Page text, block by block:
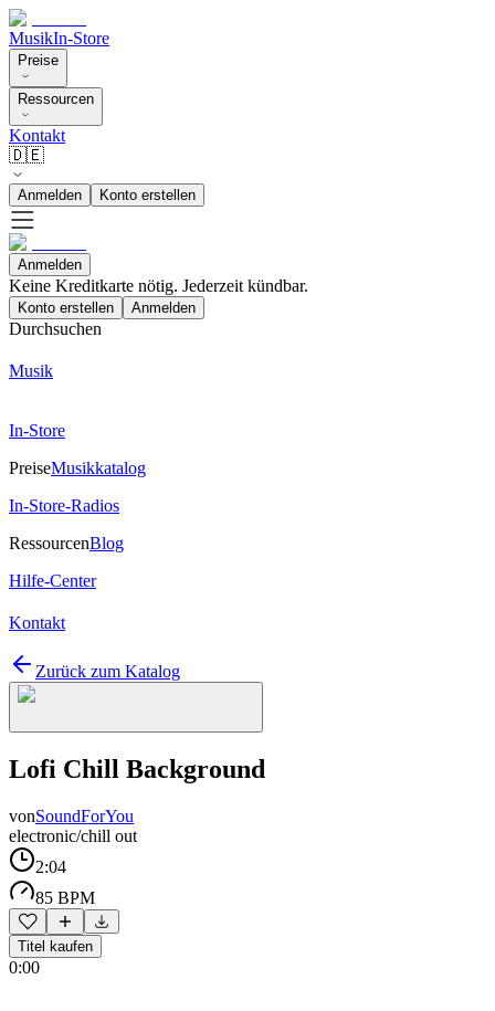
MusikIn-Store
Preise
Ressourcen
Kontakt
🇩🇪
Anmelden Konto erstellen
Anmelden
Keine Kreditkarte nötig. Jederzeit kündbar.
Konto erstellen Anmelden
Durchsuchen
Musik
In-Store
PreiseMusikkatalog
In-Store-Radios
RessourcenBlog
Hilfe-Center
Kontakt
Zurück zum Katalog
Lofi Chill Background
vonSoundForYou
electronic/chill out
2:04
85 BPM
Titel kaufen
0:00